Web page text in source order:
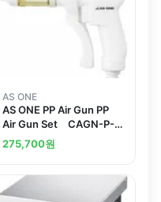
AS ONE
AS ONE PP Air Gun PP
Air Gun Set CAGN-P-
14
275,700원